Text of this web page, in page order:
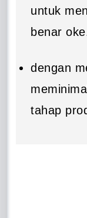
untuk
benar
dengan
tahap